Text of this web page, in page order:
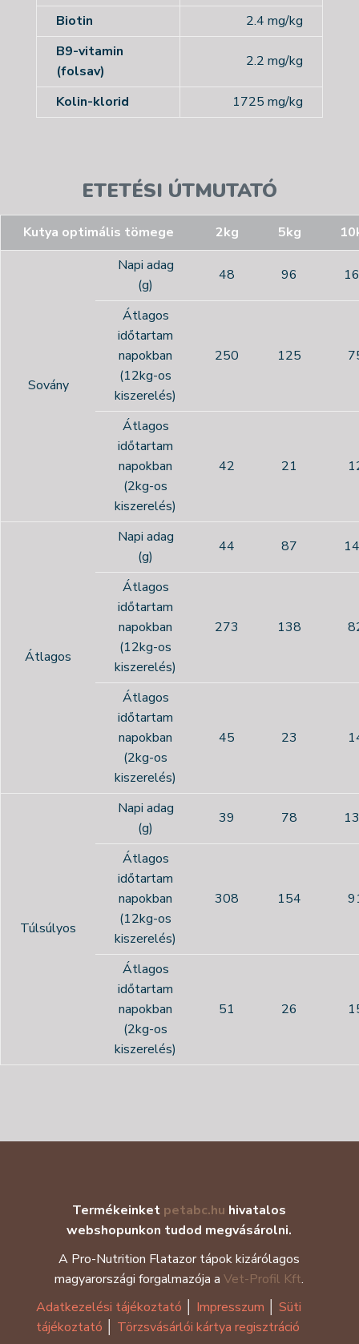
Biotin
2.4 mg/kg
B9-vitamin
(folsav)
2.2 mg/kg
Kolin-klorid 1725 mg/kg
ETETÉSI ÚTMUTATÓ
Kutya optimális tömege 2kg 5kg
Sovány
Napi adag
(g)
48 96
Átlagos
időtartam
napokban
(12kg-os
kiszerelés)
250 125
Átlagos
időtartam
napokban
(2kg-os
kiszerelés)
42 21
Átlagos
Napi adag
(g)
44 87
Átlagos
időtartam
napokban
(12kg-os
kiszerelés)
273 138
Átlagos
időtartam
napokban
(2kg-os
kiszerelés)
45 23
Túlsúlyos
Napi adag
(g)
39 78
Átlagos
időtartam
napokban
(12kg-os
kiszerelés)
308 154
Átlagos
időtartam
napokban
(2kg-os
kiszerelés)
51 26
Termékeinket petabc.hu hivatalos
webshopunkon tudod megvásárolni.
A Pro-Nutrition Flatazor tápok kizárólagos
magyarországi forgalmazója aVet-Profil Kft.
Adatkezelési tájékoztató
Impresszum
Süti
tájékoztató
Törzsvásárlói kártya regisztráció